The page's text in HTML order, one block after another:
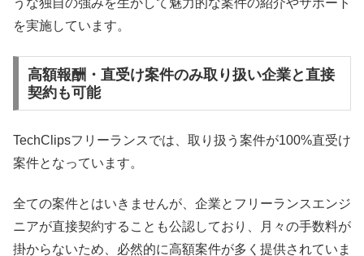
うな独自の強みを生かして魅力的な案件の紹介やサポート
を実施しています。
高額報酬・直受け案件のみ取り扱い企業と直接
契約も可能
TechClipsフリーランスでは、取り扱う案件が100%直受け
案件となっています。
全ての案件とはいきませんが、企業とフリーランスエンジ
ニアが直接契約することも公認しており、月々の手数料が
掛からないため、必然的に高額案件が多く提供されていま